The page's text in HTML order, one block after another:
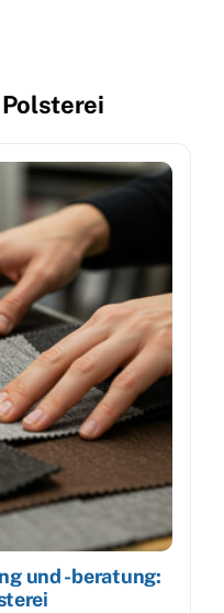
und -beratung: